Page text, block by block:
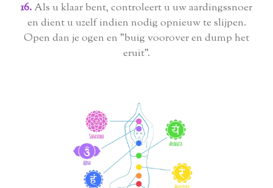
16. Als u klaar bent, controleert u uw aardingssnoer
en dient u uzelf indien nodig opnieuw te slijpen.
Open dan je ogen en "buig voorover en dump het
eruit".